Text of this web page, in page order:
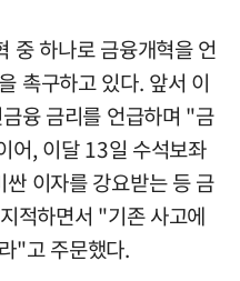
중 하나로 금융개혁을 언
촉구하고 있다. 앞서 이
융 금리를 언급하며 "금
어, 이달 13일 수석보좌
이자를 강요받는 등 금
적하면서 "기존 사고에
"고 주문했다.